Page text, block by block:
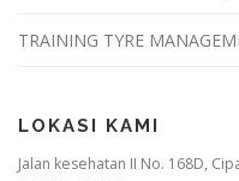
TRAINING TYRE
LOKASI KAMI
Jalan kesehatan II No. 168D,